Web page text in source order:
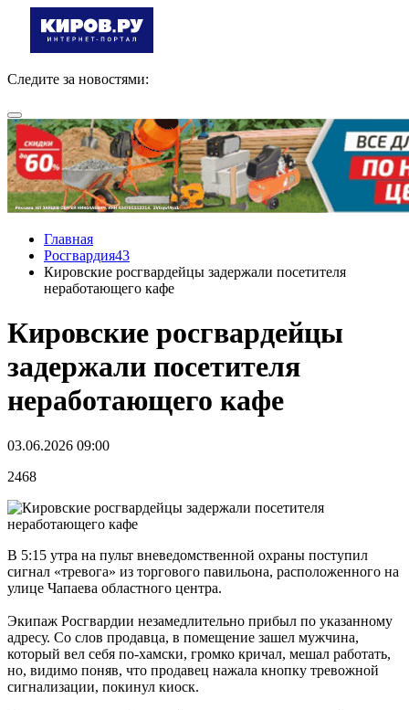
Следите за новостями:
Главная
Росгвардия43
Кировские росгвардейцы задержали посетителя
неработающего кафе
Кировские росгвардейцы
задержали посетителя
неработающего кафе
03.06.2026 09:00
2468
В 5:15 утра на пульт вневедомственной охраны поступил
сигнал «тревога» из торгового павильона, расположенного на
улице Чапаева областного центра.
Экипаж Росгвардии незамедлительно прибыл по указанному
адресу. Со слов продавца, в помещение зашел мужчина,
который вел себя по-хамски, громко кричал, мешал работать,
но, видимо поняв, что продавец нажала кнопку тревожной
сигнализации, покинул киоск.